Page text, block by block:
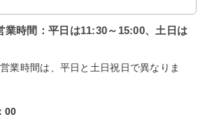
業時間：平日は11:30～15:00、土日は
業時間は、平日と土日祝日で異なりま
00